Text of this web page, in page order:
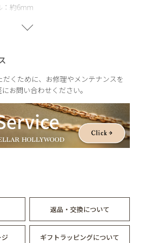
：約6mm
くために、お修理やメンテナンスを
お問い合わせください。
返品・交換について
ギフトラッピングについて